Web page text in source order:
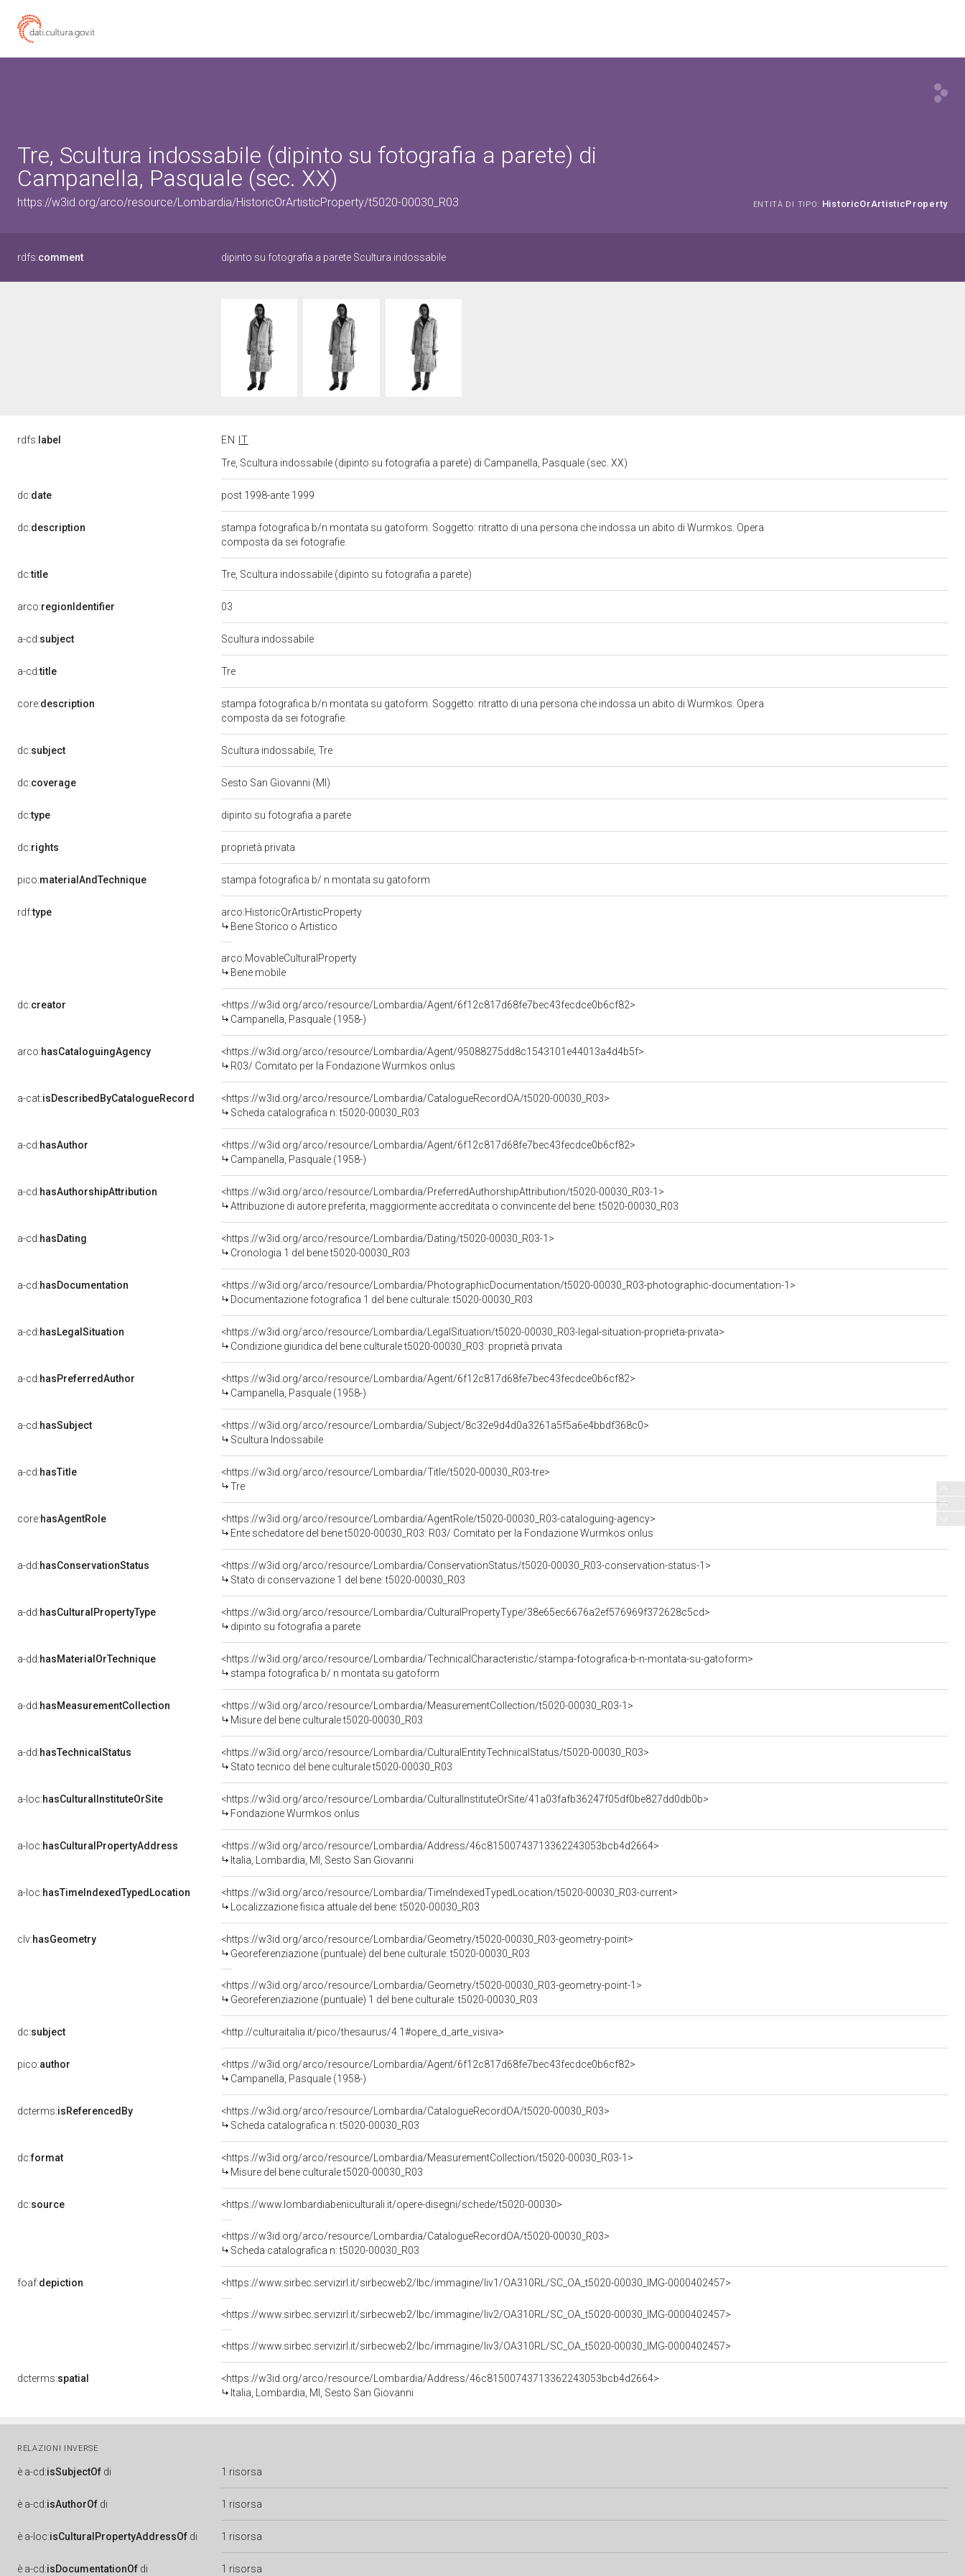
Tre, Scultura indossabile (dipinto su fotografia a parete) di
Campanella, Pasquale (sec. XX)
https://w3id.org/arco/resource/Lombardia/HistoricOrArtisticProperty/t5020-00030_R03 ENTITÀ DI TIPO: HistoricOrArtisticProperty
rdfs:comment dipinto su fotografia a parete Scultura indossabile
rdfs: label EN
IT
Tre, Scultura indossabile (dipinto su fotografia a parete) di Campanella, Pasquale (sec. XX)
dc:date post 1998-ante 1999
dc:description
stampa fotografica b/n montata su gatoform. Soggetto: ritratto di una persona che indossa un abito di Wurmkos. Opera
composta da sei fotografie.
dc:title Tre, Scultura indossabile (dipinto su fotografia a parete)
arco:regionIdentifier 03
a-cd:subject Scultura indossabile
a-cd:title Tre
core:description
stampa fotografica b/n montata su gatoform. Soggetto: ritratto di una persona che indossa un abito di Wurmkos. Opera
composta da sei fotografie.
dc:subject Scultura indossabile, Tre
dc:coverage Sesto San Giovanni (MI)
dc:type dipinto su fotografia a parete
dc:rights proprietà privata
pico:materialAndTechnique stampa fotografica b/ n montata su gatoform
rdf:type
arco:HistoricOrArtisticProperty
Bene Storico o Artistico
arco:MovableCulturalProperty
Bene mobile
dc:creator
<https://w3id.org/arco/resource/Lombardia/Agent/6f12c817d68fe7bec43fecdce0b6cf82>
Campanella, Pasquale (1958-)
arco:hasCataloguingAgency
<https://w3id.org/arco/resource/Lombardia/Agent/95088275dd8c1543101e44013a4d4b5f>
R03/ Comitato per la Fondazione Wurmkos onlus
a-cat:isDescribedByCatalogueRecord
<https://w3id.org/arco/resource/Lombardia/CatalogueRecordOA/t5020-00030_R03>
Scheda catalografica n: t5020-00030_R03
a-cd:hasAuthor
<https://w3id.org/arco/resource/Lombardia/Agent/6f12c817d68fe7bec43fecdce0b6cf82>
Campanella, Pasquale (1958-)
a-cd:hasAuthorshipAttribution
<https://w3id.org/arco/resource/Lombardia/PreferredAuthorshipAttribution/t5020-00030_R03-1>
Attribuzione di autore preferita, maggiormente accreditata o convincente del bene: t5020-00030_R03
a-cd:hasDating
<https://w3id.org/arco/resource/Lombardia/Dating/t5020-00030_R03-1>
Cronologia 1 del bene t5020-00030_R03
a-cd:hasDocumentation
<https://w3id.org/arco/resource/Lombardia/PhotographicDocumentation/t5020-00030_R03-photographic-documentation-1>
Documentazione fotografica 1 del bene culturale: t5020-00030_R03
a-cd:hasLegalSituation
<https://w3id.org/arco/resource/Lombardia/LegalSituation/t5020-00030_R03-legal-situation-proprieta-privata>
Condizione giuridica del bene culturale t5020-00030_R03: proprietà privata
a-cd:hasPreferredAuthor
<https://w3id.org/arco/resource/Lombardia/Agent/6f12c817d68fe7bec43fecdce0b6cf82>
Campanella, Pasquale (1958-)
a-cd:hasSubject
<https://w3id.org/arco/resource/Lombardia/Subject/8c32e9d4d0a3261a5f5a6e4bbdf368c0>
Scultura Indossabile
a-cd:hasTitle
<https://w3id.org/arco/resource/Lombardia/Title/t5020-00030_R03-tre>
Tre
core:hasAgentRole
<https://w3id.org/arco/resource/Lombardia/AgentRole/t5020-00030_R03-cataloguing-agency>
Ente schedatore del bene t5020-00030_R03: R03/ Comitato per la Fondazione Wurmkos onlus
a-dd:hasConservationStatus
<https://w3id.org/arco/resource/Lombardia/ConservationStatus/t5020-00030_R03-conservation-status-1>
Stato di conservazione 1 del bene: t5020-00030_R03
a-dd:hasCulturalPropertyType
<https://w3id.org/arco/resource/Lombardia/CulturalPropertyType/38e65ec6676a2ef576969f372628c5cd>
dipinto su fotografia a parete
a-dd:hasMaterialOrTechnique
<https://w3id.org/arco/resource/Lombardia/TechnicalCharacteristic/stampa-fotografica-b-n-montata-su-gatoform>
stampa fotografica b/ n montata su gatoform
a-dd:hasMeasurementCollection
<https://w3id.org/arco/resource/Lombardia/MeasurementCollection/t5020-00030_R03-1>
Misure del bene culturale t5020-00030_R03
a-dd:hasTechnicalStatus
<https://w3id.org/arco/resource/Lombardia/CulturalEntityTechnicalStatus/t5020-00030_R03>
Stato tecnico del bene culturale t5020-00030_R03
a-loc:hasCulturalInstituteOrSite
<https://w3id.org/arco/resource/Lombardia/CulturalInstituteOrSite/41a03fafb36247f05df0be827dd0db0b>
Fondazione Wurmkos onlus
a-loc:hasCulturalPropertyAddress
<https://w3id.org/arco/resource/Lombardia/Address/46c81500743713362243053bcb4d2664>
Italia, Lombardia, MI, Sesto San Giovanni
a-loc:hasTimeIndexedTypedLocation
<https://w3id.org/arco/resource/Lombardia/TimeIndexedTypedLocation/t5020-00030_R03-current>
Localizzazione fisica attuale del bene: t5020-00030_R03
clv:hasGeometry
<https://w3id.org/arco/resource/Lombardia/Geometry/t5020-00030_R03-geometry-point>
Georeferenziazione (puntuale) del bene culturale: t5020-00030_R03
<https://w3id.org/arco/resource/Lombardia/Geometry/t5020-00030_R03-geometry-point-1>
Georeferenziazione (puntuale) 1 del bene culturale: t5020-00030_R03
dc:subject <http://culturaitalia.it/pico/thesaurus/4.1#opere_d_arte_visiva>
pico:author
<https://w3id.org/arco/resource/Lombardia/Agent/6f12c817d68fe7bec43fecdce0b6cf82>
Campanella, Pasquale (1958-)
dcterms:isReferencedBy
<https://w3id.org/arco/resource/Lombardia/CatalogueRecordOA/t5020-00030_R03>
Scheda catalografica n: t5020-00030_R03
dc:format
<https://w3id.org/arco/resource/Lombardia/MeasurementCollection/t5020-00030_R03-1>
Misure del bene culturale t5020-00030_R03
dc:source <https://www.lombardiabeniculturali.it/opere-disegni/schede/t5020-00030>
<https://w3id.org/arco/resource/Lombardia/CatalogueRecordOA/t5020-00030_R03>
Scheda catalografica n: t5020-00030_R03
foaf:depiction <https://www.sirbec.servizirl.it/sirbecweb2/lbc/immagine/liv1/OA310RL/SC_OA_t5020-00030_IMG-0000402457>
<https://www.sirbec.servizirl.it/sirbecweb2/lbc/immagine/liv2/OA310RL/SC_OA_t5020-00030_IMG-0000402457>
<https://www.sirbec.servizirl.it/sirbecweb2/lbc/immagine/liv3/OA310RL/SC_OA_t5020-00030_IMG-0000402457>
dcterms:spatial
<https://w3id.org/arco/resource/Lombardia/Address/46c81500743713362243053bcb4d2664>
Italia, Lombardia, MI, Sesto San Giovanni
RELAZIONI INVERSE
è a-cd:isSubjectOf di 1 risorsa
è a-cd:isAuthorOf di 1 risorsa
è a-loc:isCulturalPropertyAddressOf di 1 risorsa
è a-cd:isDocumentationOf di 1 risorsa